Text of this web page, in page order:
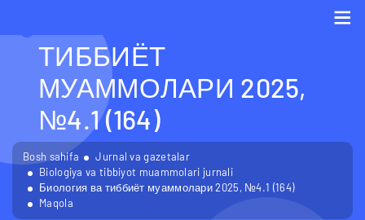
ТИББИЁТ
МУАММОЛАРИ 2025,
№4.1 (164)
Bosh sahifa
Jurnal va gazetalar
Biologiya va tibbiyot muammolari jurnali
Биология ва тиббиёт муаммолари 2025, №4.1 (164)
Maqola